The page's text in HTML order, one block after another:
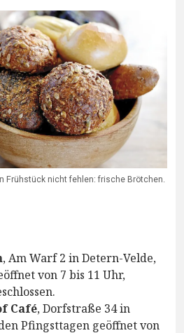
Frühstück nicht fehlen: frische Brötchen.
, Am Warf 2 in Detern-Velde,
von 7 bis 11 Uhr,
Café, Dorfstraße 34 in
Pfingsttagen geöffnet von